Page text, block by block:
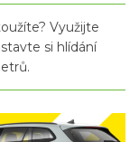
Využijte
si hlídání